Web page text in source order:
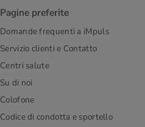
Pagine preferite
Domande frequenti a iMpuls
Servizio clienti e Contatto
Centri salute
Su di noi
Colofone
Codice di condotta e sportello